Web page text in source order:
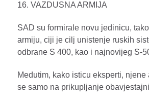
16. VAZDUSNA ARMIJA
SAD su formirale novu jedinicu,
armiju, ciji je cilj unistenje ruskih
odbrane S 400, kao i najnovijeg S-
Medutim, kako isticu eksperti,
se samo na prikupljanje